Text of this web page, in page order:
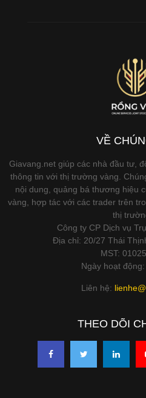
VỀ
Giavang.net giúp các nhà đầu tư,
thông tin với thị trường vàng.
nội dung, quảng bá thương hiệu
vàng, hợp tác với các trader trên
thị
Công ty CP Dịch vụ
Địa chỉ: 20/27 Thái
MST:
Ngày hoạt
Liên hệ:
THEO DÕI